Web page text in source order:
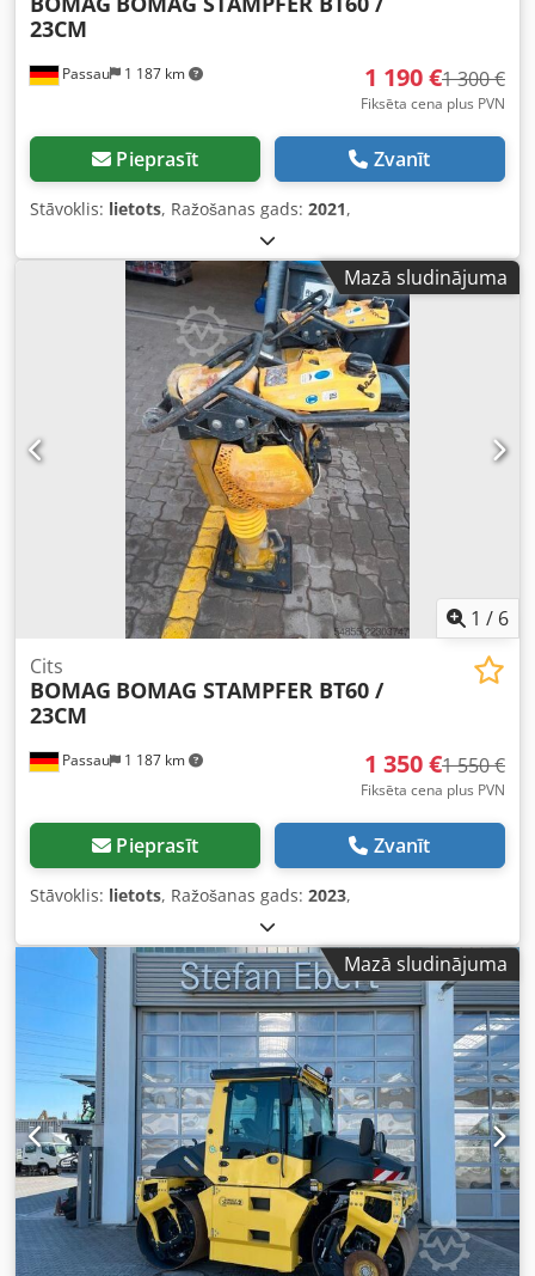
Passau 1 187 km
23CM
1 190 €1 300 €
Fiksēta cena plus PVN
Pieprasīt Zvanīt
Stāvoklis: lietots, Ražošanas gads: 2021,
Mazā sludinājuma
1 / 6
Passau 1 187 km
Cits
BOMAG BOMAG STAMPFER BT60 /
23CM
1 350 €1 550 €
Fiksēta cena plus PVN
Pieprasīt Zvanīt
Stāvoklis: lietots, Ražošanas gads: 2023,
Mazā sludinājuma